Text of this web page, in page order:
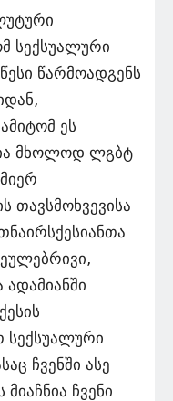
სექსუალური
წარმოადგენს
ეს
მხოლოდ ლგბტ
თავსმოხვევისა
ადამიანში
სექსუალური
ჩვენში ასე
ჩვენი